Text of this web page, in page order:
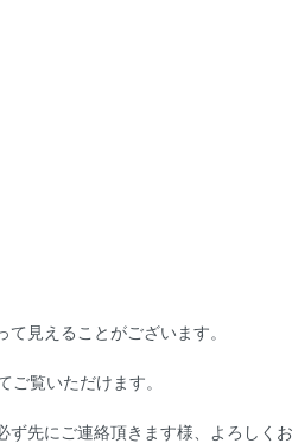
見えることがございます。
ご覧いただけます。
先にご連絡頂きます様、よろしくお